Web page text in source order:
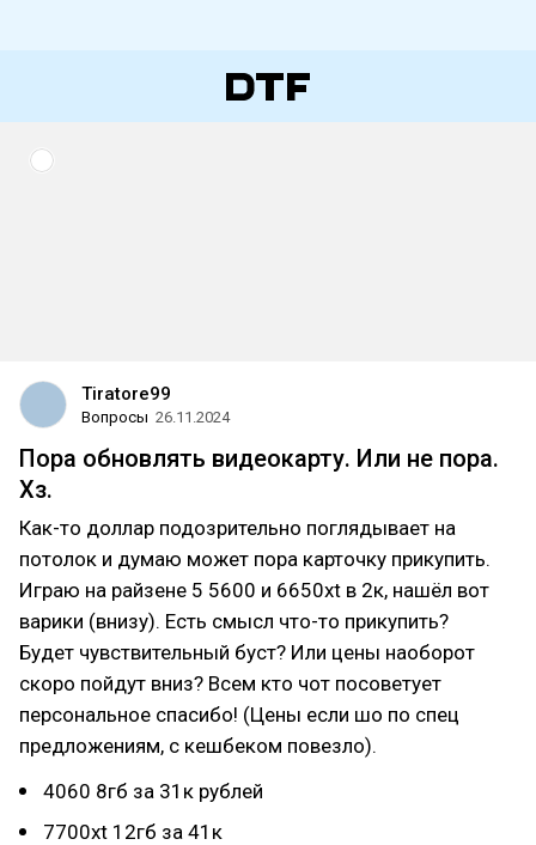
Tiratore99
Вопросы 26.11.2024
Пора обновлять видеокарту. Или не пора.
Хз.
Как-то доллар подозрительно поглядывает на
потолок и думаю может пора карточку прикупить.
Играю на райзене 5 5600 и 6650xt в 2к, нашёл вот
варики (внизу). Есть смысл что-то прикупить?
Будет чувствительный буст? Или цены наоборот
скоро пойдут вниз? Всем кто чот посоветует
персональное спасибо! (Цены если шо по спец
предложениям, с кешбеком повезло).
4060 8гб за 31к рублей
7700хt 12гб за 41к